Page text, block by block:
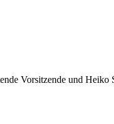
Vorsitzende und